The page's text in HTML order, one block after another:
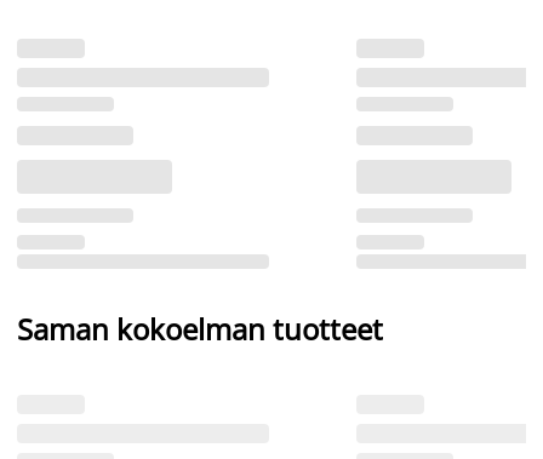
Saman kokoelman tuotteet